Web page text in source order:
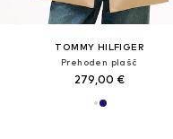
TOMMY HILFIGER
Prehoden plašč
279,00 €